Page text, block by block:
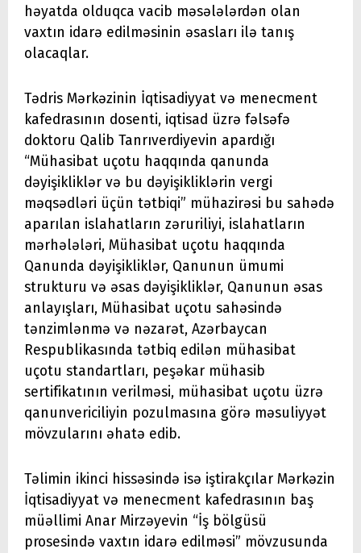
həyatda olduqca vacib məsələlərdən olan
vaxtın idarə edilməsinin əsasları ilə tanış
olacaqlar.
Tədris Mərkəzinin İqtisadiyyat və menecment
kafedrasının dosenti, iqtisad üzrə fəlsəfə
doktoru Qalib Tanrıverdiyevin apardığı
“Mühasibat uçotu haqqında qanunda
dəyişikliklər və bu dəyişikliklərin vergi
məqsədləri üçün tətbiqi” mühazirəsi bu sahədə
aparılan islahatların zəruriliyi, islahatların
mərhələləri, Mühasibat uçotu haqqında
Qanunda dəyişikliklər, Qanunun ümumi
strukturu və əsas dəyişikliklər, Qanunun əsas
anlayışları, Mühasibat uçotu sahəsində
tənzimlənmə və nəzarət, Azərbaycan
Respublikasında tətbiq edilən mühasibat
uçotu standartları, peşəkar mühasib
sertifikatının verilməsi, mühasibat uçotu üzrə
qanunvericiliyin pozulmasına görə məsuliyyət
mövzularını əhatə edib.
Təlimin ikinci hissəsində isə iştirakçılar Mərkəzin
İqtisadiyyat və menecment kafedrasının baş
müəllimi Anar Mirzəyevin “İş bölgüsü
prosesində vaxtın idarə edilməsi” mövzusunda